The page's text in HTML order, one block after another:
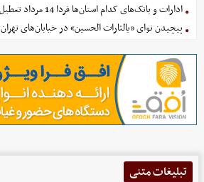
ادارات و بانک‌های کدام استان‌ها فردا 14 مرداد تعطیل هستند؟
پیچیدن نوای «یالثارات الحسین» در خیابان‌های تهران
تبلیغات متنی